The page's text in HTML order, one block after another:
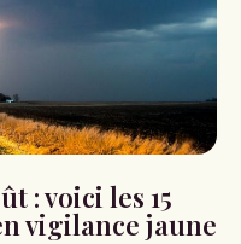
: voici les 15
vigilance jaune